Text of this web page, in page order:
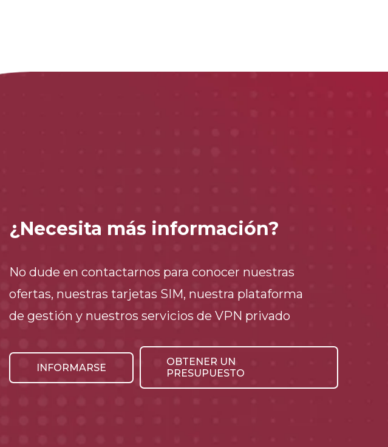
¿Necesita más información?
No dude en contactarnos para conocer nuestras
ofertas, nuestras tarjetas SIM, nuestra plataforma
de gestión y nuestros servicios de VPN privado
INFORMARSE
OBTENER UN
PRESUPUESTO